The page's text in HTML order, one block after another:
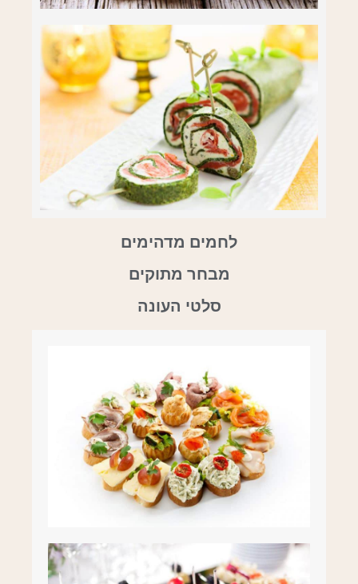
לחמים מדהימים
מבחר מתוקים
סלטי העונה